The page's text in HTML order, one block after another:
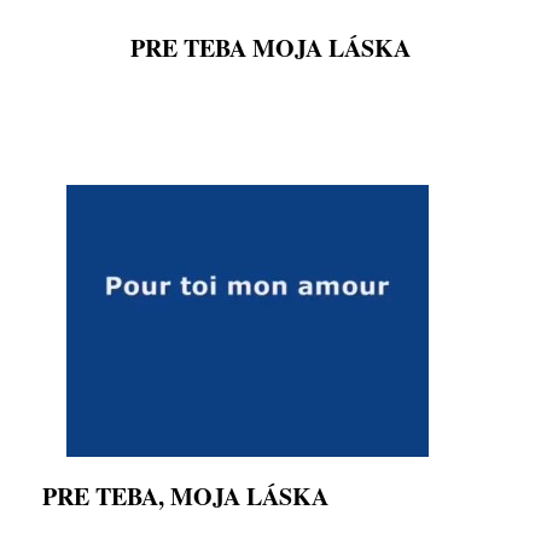
PRE TEBA MOJA LÁSKA
PRE TEBA, MOJA LÁSKA